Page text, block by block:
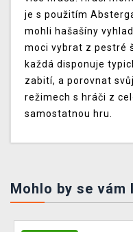
je s použitím
mohli hašašíny
moci vybrat z pestré
každá disponuje
zabití, a porovnat
režimech s hráči z
samostatnou hru.
Mohlo by se vám